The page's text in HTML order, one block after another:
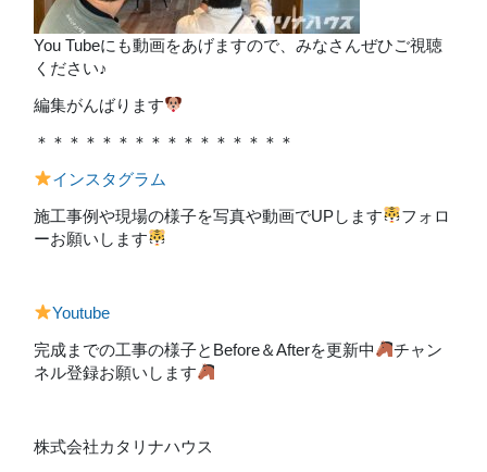
You Tubeにも動画をあげますので、みなさんぜひご視聴
ください♪
編集がんばります
＊＊＊＊＊＊＊＊＊＊＊＊＊＊＊＊
インスタグラム
施工事例や現場の様子を写真や動画でUPします
フォロ
ーお願いします
Youtube
完成までの工事の様子とBefore＆Afterを更新中
チャン
ネル登録お願いします
株式会社カタリナハウス